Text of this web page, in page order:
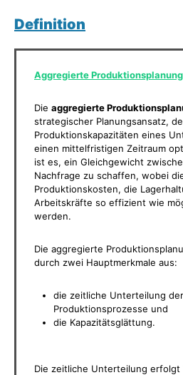
Definition
Aggregierte Produktionsplanung
Die aggregierte
strategischer Planungsansatz,
Produktionskapazitäten eines
einen mittelfristigen Zeitraum
ist es, ein Gleichgewicht
Nachfrage zu schaffen, wobei
Produktionskosten, die
Arbeitskräfte so effizient wie
werden.
Die aggregierte
durch zwei Hauptmerkmale aus:
die zeitliche Unterteilung der
Produktionsprozesse und
die Kapazitätsglättung.
Die zeitliche Unterteilung erfolgt